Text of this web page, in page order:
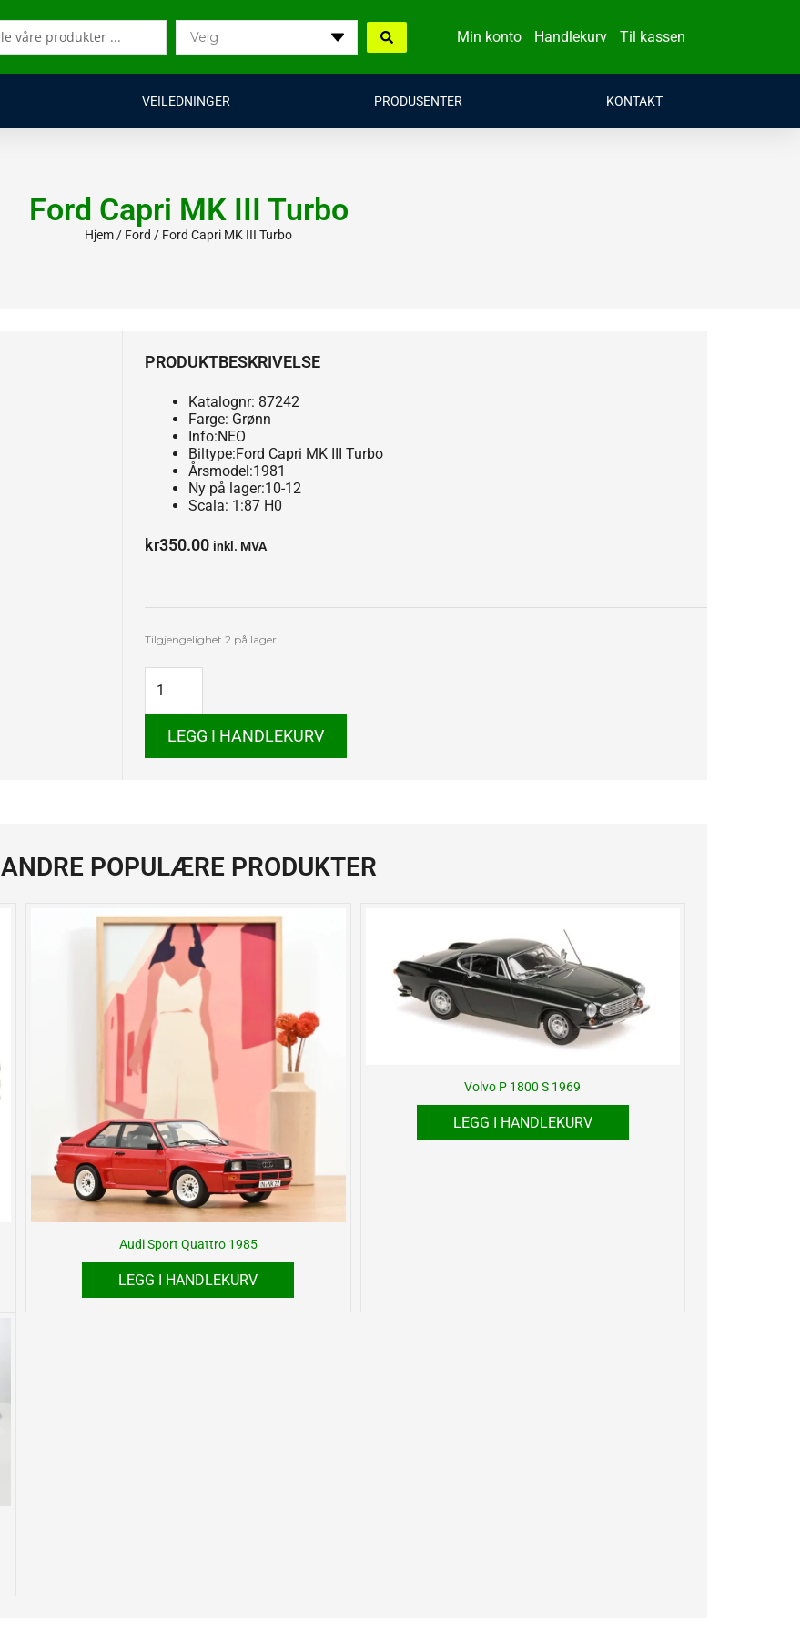
Min konto Handlekurv Til kassen
VEILEDNINGER PRODUSENTER KONTAKT
Ford Capri MK III Turbo
Hjem / Ford / Ford Capri MK III Turbo
PRODUKTBESKRIVELSE
Katalognr: 87242
Farge: Grønn
Info:NEO
Biltype:Ford Capri MK III Turbo
Årsmodel:1981
Ny på lager:10-12
Scala: 1:87 H0
kr350.00 inkl. MVA
Tilgjengelighet 2 på lager
Ford
MK
LEGG I HANDLEKURV
ANDRE POPULÆRE PRODUKTER
Audi Sport Quattro 1985
LEGG I HANDLEKURV
Volvo P 1800 S 1969
LEGG I HANDLEKURV